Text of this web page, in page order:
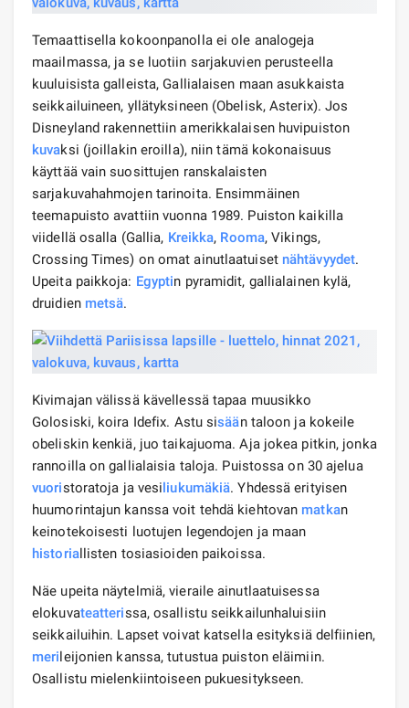
Temaattisella kokoonpanolla ei ole analogeja
maailmassa, ja se luotiin sarjakuvien perusteella
kuuluisista galleista, Gallialaisen maan asukkaista
seikkailuineen, yllätyksineen (Obelisk, Asterix). Jos
Disneyland rakennettiin amerikkalaisen huvipuiston
kuvaksi (joillakin eroilla), niin tämä kokonaisuus
käyttää vain suosittujen ranskalaisten
sarjakuvahahmojen tarinoita. Ensimmäinen
teemapuisto avattiin vuonna 1989. Puiston kaikilla
viidellä osalla (Gallia, Kreikka, Rooma, Vikings,
Crossing Times) on omat ainutlaatuiset nähtävyydet.
Upeita paikkoja: Egyptin pyramidit, gallialainen kylä,
druidien metsä.
Kivimajan välissä kävellessä tapaa muusikko
Golosiski, koira Idefix. Astu sisään taloon ja kokeile
obeliskin kenkiä, juo taikajuoma. Aja jokea pitkin, jonka
rannoilla on gallialaisia ​​taloja. Puistossa on 30 ajelua
vuoristoratoja ja vesiliukumäkiä. Yhdessä erityisen
huumorintajun kanssa voit tehdä kiehtovan matkan
keinotekoisesti luotujen legendojen ja maan
historiallisten tosiasioiden paikoissa.
Näe upeita näytelmiä, vieraile ainutlaatuisessa
elokuvateatterissa, osallistu seikkailunhaluisiin
seikkailuihin. Lapset voivat katsella esityksiä delfiinien,
merileijonien kanssa, tutustua puiston eläimiin.
Osallistu mielenkiintoiseen pukuesitykseen.